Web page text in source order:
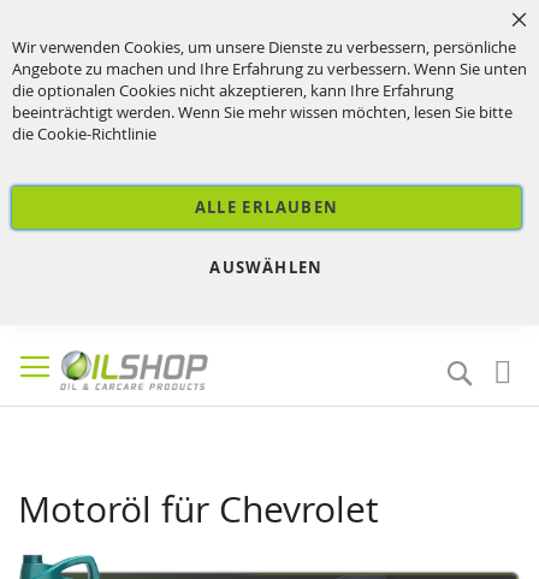
Wir verwenden Cookies, um unsere Dienste zu verbessern, persönliche
Angebote zu machen und Ihre Erfahrung zu verbessern. Wenn Sie unten
die optionalen Cookies nicht akzeptieren, kann Ihre Erfahrung
beeinträchtigt werden. Wenn Sie mehr wissen möchten, lesen Sie bitte
dieCookie-Richtlinie
ALLE ERLAUBEN
AUSWÄHLEN
zum
Inhalt
Suche
Motoröl für Chevrolet